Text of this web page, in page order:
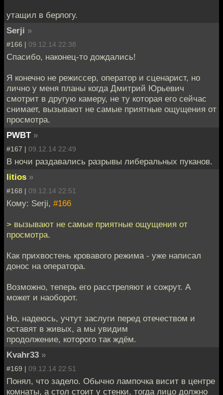
утащил в берлогу.
Serji »
#166 | 09.12.14 22:38
Спасибо, наконец-то дождались!
Я конечно не режиссер, оператор и сценарист, но
лично у меня планы когда Дмитрий Юрьевич
смотрит в другую камеру, не ту которая его сейчас
снимает, вызывают не самые приятные ощущения от
просмотра.
PWBT »
#167 | 09.12.14 22:49
В ночи раздавались разрывы либеральных пуканов.
litios »
#168 | 09.12.14 22:51
Кому: Serji, #166
> вызывают не самые приятные ощущения от
просмотра.
Как прихвостень кровавого режима - уже написал
донос на оператора.
Возможно, теперь его расстреляют и сожрут. А
может и наоборот.
Но, надеюсь, учтут заслуги перед отечеством и
оставят в живых, а мы увидим
продолжение, которого так ждём.
Kvahr33 »
#169 | 09.12.14 22:51
Понял, что задело. Обычно лампочка висит в центре
комнаты, а стол стоит у стенки, тогда лицо должно